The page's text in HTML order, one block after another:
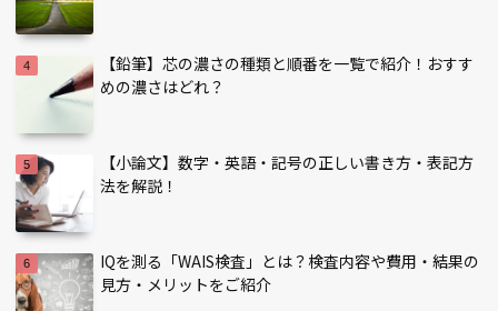
【鉛筆】芯の濃さの種類と順番を一覧で紹介！おすす
めの濃さはどれ？
【小論文】数字・英語・記号の正しい書き方・表記方
法を解説！
IQを測る「WAIS検査」とは？検査内容や費用・結果の
見方・メリットをご紹介